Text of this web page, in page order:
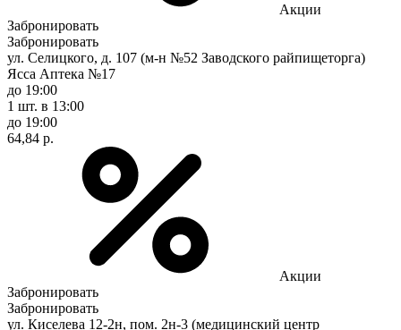
Акции
Забронировать
Забронировать
ул. Селицкого, д. 107 (м-н №52 Заводского райпищеторга)
Ясса Аптека №17
до 19:00
1 шт. в 13:00
до 19:00
64,84 р.
Акции
Забронировать
Забронировать
ул. Киселева 12-2н, пом. 2н-3 (медицинский центр